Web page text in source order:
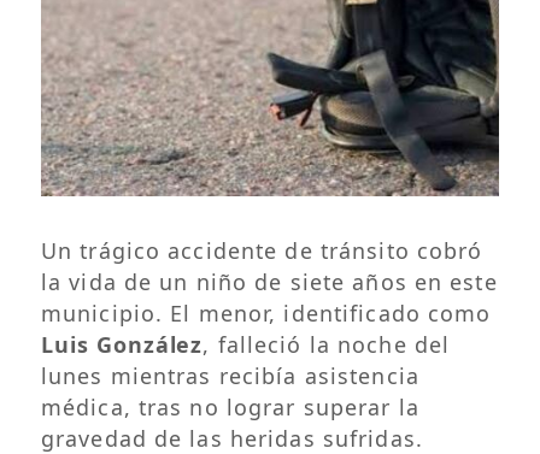
Un trágico accidente de tránsito cobró
la vida de un niño de siete años en este
municipio. El menor, identificado como
Luis González, falleció la noche del
lunes mientras recibía asistencia
médica, tras no lograr superar la
gravedad de las heridas sufridas.